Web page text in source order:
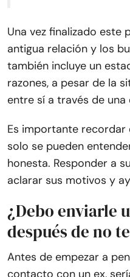
Una vez finalizado este
antigua relación y los
también incluye un
razones, a pesar de la
entre sí a través de
Es importante recordar
solo se pueden
honesta. Responder a
aclarar sus motivos y
¿Debo enviarle
después de no
Antes de empezar a
contacto con un ex,